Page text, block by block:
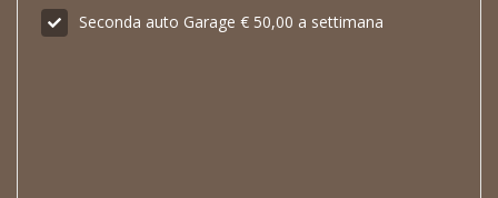
Seconda auto Garage € 50,00 a settimana